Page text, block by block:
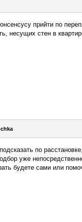
прийти по
несущих стен в
по
уже
будете сами или